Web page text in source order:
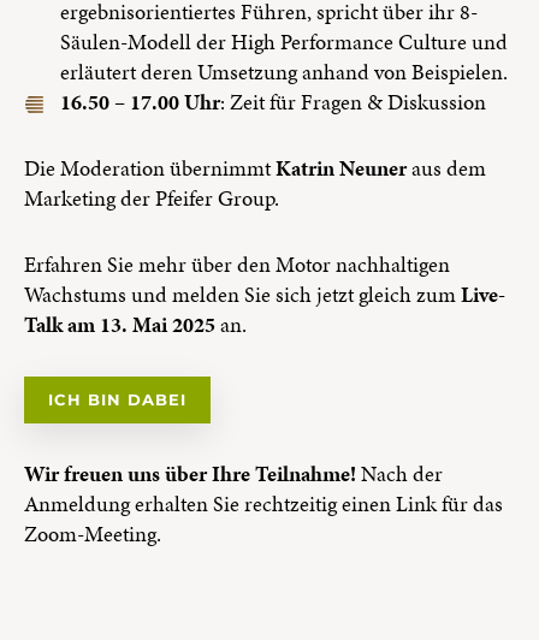
ergebnisorientiertes Führen, spricht über ihr 8-
Säulen-Modell der High Performance Culture und
erläutert deren Umsetzung anhand von Beispielen.
16.50 – 17.00 Uhr: Zeit für Fragen & Diskussion
Die Moderation übernimmtKatrin Neuneraus dem
Marketing der Pfeifer Group.
Erfahren Sie mehr über den Motor nachhaltigen
Wachstums und melden Sie sich jetzt gleich zumLive-
Talk am 13. Mai 2025an.
ICH BIN DABEI
Wir freuen uns über Ihre Teilnahme!Nach der
Anmeldung erhalten Sie rechtzeitig einen Link für das
Zoom-Meeting.